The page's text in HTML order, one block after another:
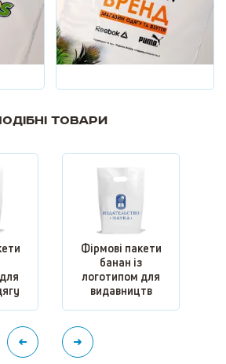
товари
Фірмові пакети
банан із
логотипом для
видавництв